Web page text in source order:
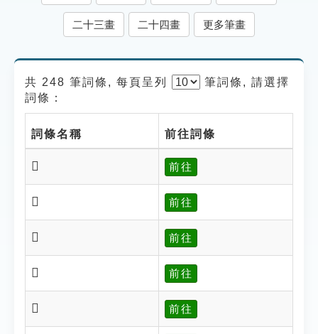
貓頭鷹博士
二十三畫 二十四畫 更多筆畫
共 248 筆詞條, 每頁呈列 筆詞條, 請選擇
詞條：
詞條名稱 前往詞條
𢕾 前往
𢖃 前往
𢖄 前往
𢖈 前往
𢖊 前往